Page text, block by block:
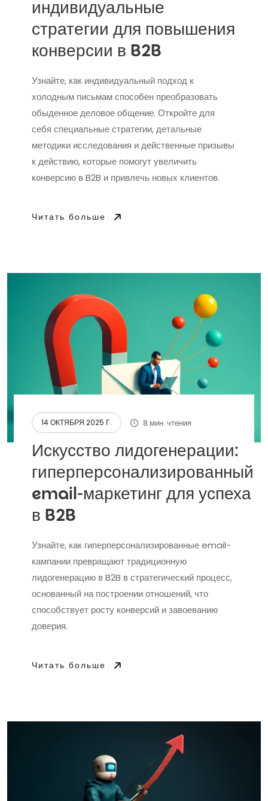
индивидуальные
стратегии для повышения
конверсии в B2B
Узнайте, как индивидуальный подход к
холодным письмам способен преобразовать
обыденное деловое общение. Откройте для
себя специальные стратегии, детальные
методики исследования и действенные призывы
к действию, которые помогут увеличить
конверсию в B2B и привлечь новых клиентов.
Читать больше
14 ОКТЯБРЯ 2025 Г. 8 мин. чтения
Искусство лидогенерации:
гиперперсонализированный
email-маркетинг для успеха
в B2B
Узнайте, как гиперперсонализированные email-
кампании превращают традиционную
лидогенерацию в B2B в стратегический процесс,
основанный на построении отношений, что
способствует росту конверсий и завоеванию
доверия.
Читать больше